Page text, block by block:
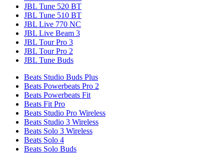
JBL Tune 520 BT
JBL Tune 510 BT
JBL Live 770 NC
JBL Live Beam 3
JBL Tour Pro 3
JBL Tour Pro 2
JBL Tune Buds
Beats Studio Buds Plus
Beats Powerbeats Pro 2
Beats Powerbeats Fit
Beats Fit Pro
Beats Studio Pro Wireless
Beats Studio 3 Wireless
Beats Solo 3 Wireless
Beats Solo 4
Beats Solo Buds